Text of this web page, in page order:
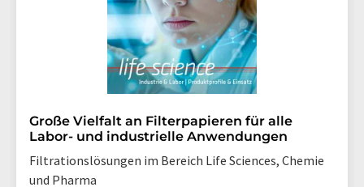
Große Vielfalt an Filterpapieren für alle
Labor- und industrielle Anwendungen
Filtrationslösungen im Bereich Life Sciences, Chemie
und Pharma